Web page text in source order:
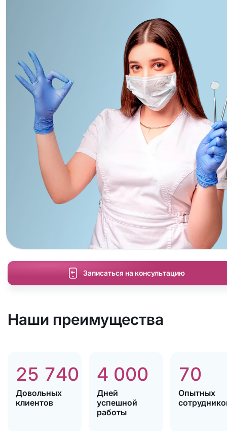
Записаться на консультацию
Наши преимущества
25 740
Довольных
клиентов
4 000
Дней
успешной
работы
70
Опытных